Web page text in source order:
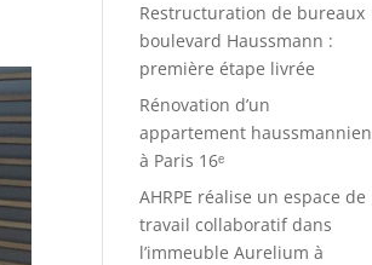
Restructuration de bureaux
boulevard Haussmann :
première étape livrée
Rénovation d’un
appartement haussmannien
à Paris 16ᵉ
AHRPE réalise un espace de
travail collaboratif dans
l’immeuble Aurelium à